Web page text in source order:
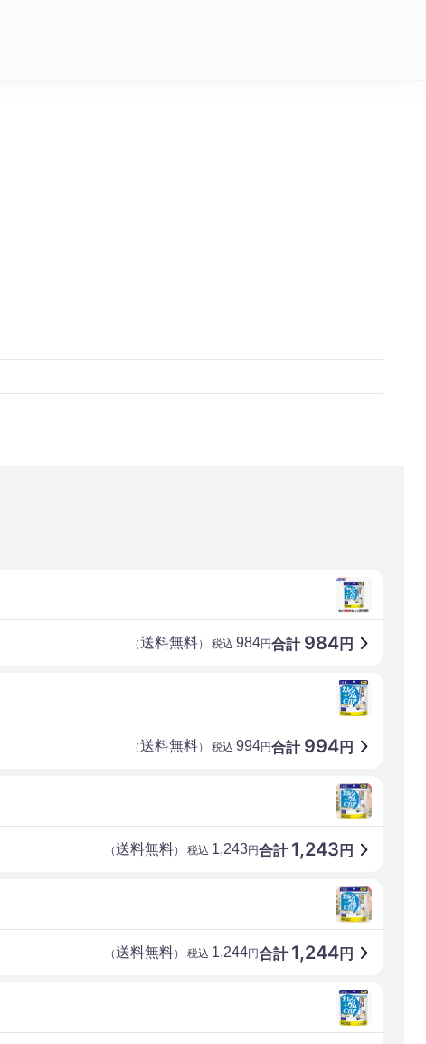
合計 984円
（送料無料） 税込 984円
合計 994円
（送料無料） 税込 994円
合計 1,243 円
（送料無料） 税込 1,243円
合計 1,244円
（送料無料） 税込 1,244円